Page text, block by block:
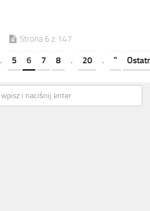
Strona 6 z 147
. 5 6 7 8 . 20 . "